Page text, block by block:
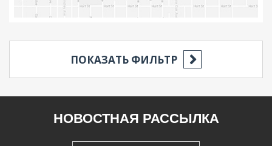
ПОКАЗАТЬ ФИЛЬТР
НОВОСТНАЯ РАССЫЛКА